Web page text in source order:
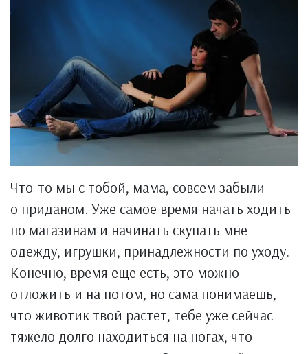
Что-то мы с тобой, мама, совсем забыли
о приданом. Уже самое время начать ходить
по магазинам и начинать скупать мне
одежду, игрушки, принадлежности по уходу.
Конечно, время еще есть, это можно
отложить и на потом, но сама понимаешь,
что животик твой растет, тебе уже сейчас
тяжело долго находиться на ногах, что